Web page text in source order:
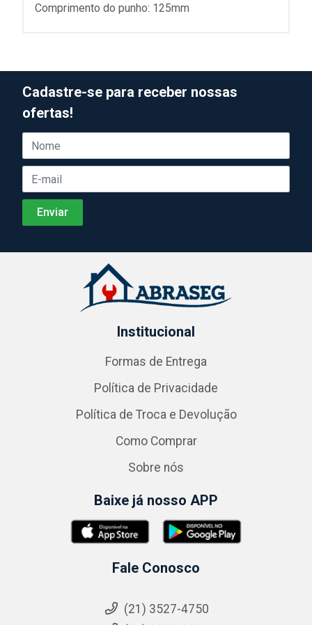
Comprimento do punho: 125mm
Cadastre-se para receber nossas
ofertas!
Institucional
Formas de Entrega
Política de Privacidade
Política de Troca e Devolução
Como Comprar
Sobre nós
Baixe já nosso APP
Fale Conosco
(21) 3527-4750